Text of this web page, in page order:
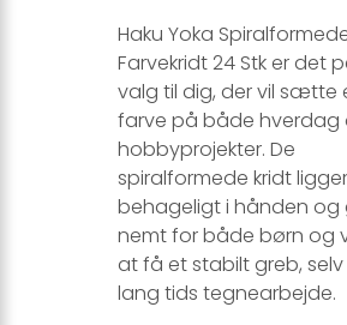
Haku Yoka
Farvekridt 24 Stk er det
valg til dig, der vil sætte
farve på både hverdag
hobbyprojekter. De
spiralformede kridt ligger
behageligt i hånden og
nemt for både børn og
at få et stabilt greb,
lang tids tegnearbejde.